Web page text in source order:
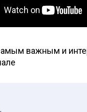
важным и